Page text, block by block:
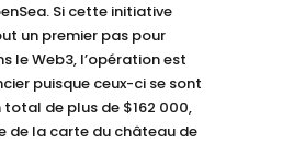
Si cette initiative
un premier pas pour
le Web3, l’opération est
puisque ceux-ci se sont
total de plus de $162 000,
de la carte du château de